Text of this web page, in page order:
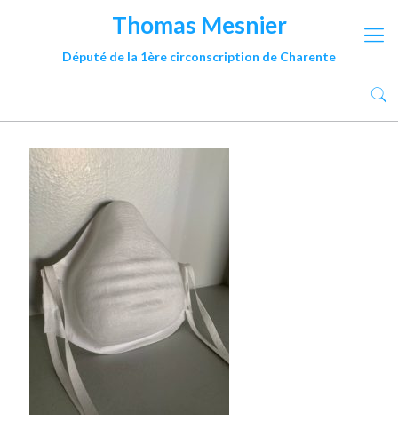
Thomas Mesnier
Député de la 1ère circonscription de Charente